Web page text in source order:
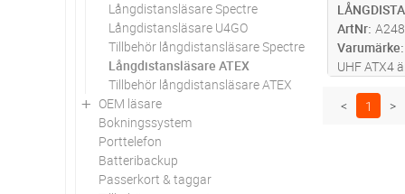
Långdistansläsare Spectre
Långdistansläsare U4GO
Tillbehör långdistansläsare Spectre
Långdistansläsare ATEX
Tillbehör långdistansläsare ATEX
OEM läsare
Bokningssystem
Porttelefon
Batteribackup
Passerkort & taggar
ArtNr
Varumärke
UHF ATX4
utformad
eller
< 1 >